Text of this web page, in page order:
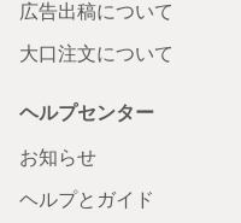
広告出稿について
大口注文について
ヘルプセンター
お知らせ
ヘルプとガイド